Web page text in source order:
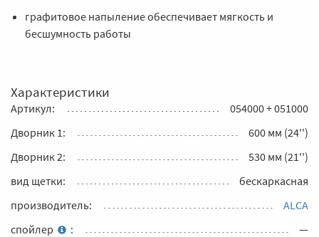
графитовое напыление обеспечивает мягкость и
бесшумность работы
Характеристики
Артикул:
054000 + 051000
Дворник 1:
600 мм (24'')
Дворник 2:
530 мм (21'')
вид щетки:
бескаркасная
производитель:
ALCA
спойлер
:
—